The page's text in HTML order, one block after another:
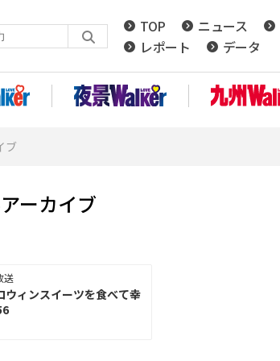
TOP ニュース
レポート
データ
ブ
ーカイブ
送
ウィンスイーツを食べて幸